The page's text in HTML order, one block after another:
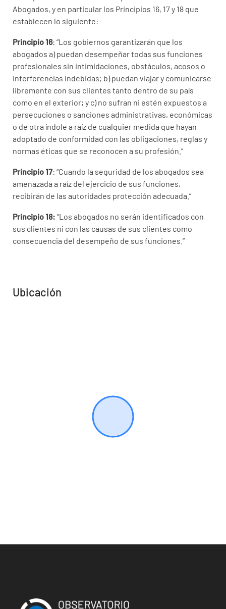
Abogados, y en particular los Principios 16, 17 y 18 que
establecen lo siguiente:
Principio 16: “Los gobiernos garantizarán que los
abogados a) puedan desempeñar todas sus funciones
profesionales sin intimidaciones, obstáculos, acosos o
interferencias indebidas; b) puedan viajar y comunicarse
libremente con sus clientes tanto dentro de su país
como en el exterior; y c) no sufran ni estén expuestos a
persecuciones o sanciones administrativas, económicas
o de otra índole a raíz de cualquier medida que hayan
adoptado de conformidad con las obligaciones, reglas y
normas éticas que se reconocen a su profesión.”
Principio 17: “Cuando la seguridad de los abogados sea
amenazada a raíz del ejercicio de sus funciones,
recibirán de las autoridades protección adecuada.”
Principio 18: “Los abogados no serán identificados con
sus clientes ni con las causas de sus clientes como
consecuencia del desempeño de sus funciones.”
Ubicación